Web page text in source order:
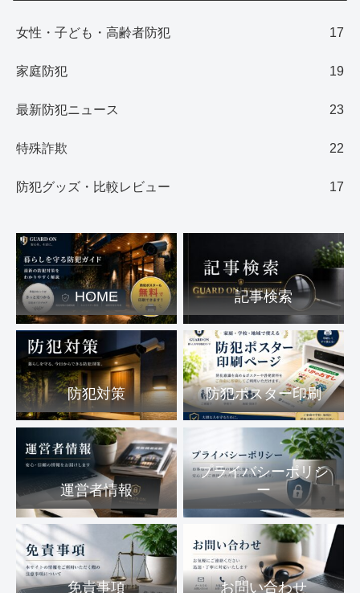
女性・子ども・高齢者防犯 17
家庭防犯 19
最新防犯ニュース 23
特殊詐欺 22
防犯グッズ・比較レビュー 17
HOME 記事検索
防犯対策 防犯ポスター印刷
運営者情報
プライバシーポリシ
ー
免責事項 お問い合わせ